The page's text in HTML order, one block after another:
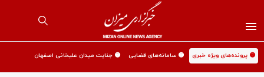
🟡 پرونده‌های ویژه خبری 🟡 سامانه‌های قضایی 🟡 جنایت میدان علیخانی اصفهان